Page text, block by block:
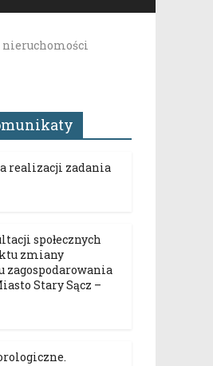
nieruchomości
realizacji zadania
społecznych
zmiany
zagospodarowania
Stary Sącz –